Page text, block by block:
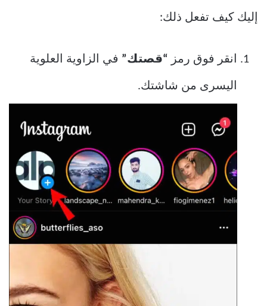
إليك كيف تفعل ذلك:
انقر فوق رمز “قصتك” في الزاوية العلوية
اليسرى من شاشتك.